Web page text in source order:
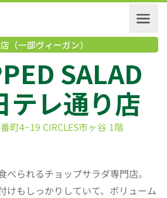
店（一部ヴィーガン）
SALAD
テレ通り店
べられるチョップサラダ専門店。
けもしっかりしていて、ボリューム